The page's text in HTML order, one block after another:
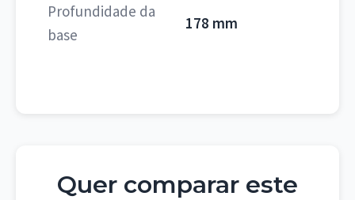
Profundidade da
base
178 mm
Quer comparar este